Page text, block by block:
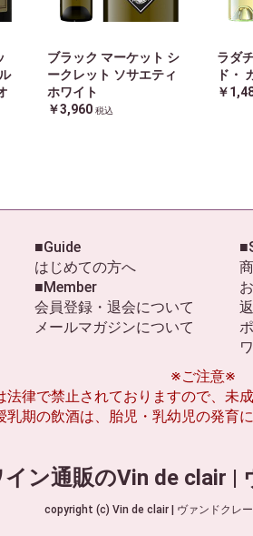
ブラック マーケット シ
ークレット ソサエティ
ホワイト
￥3,960 税込
ラダ
ド・
￥
■Guide
はじめての方へ
■Member
会員登録・退会について
メールマガジンについて
※ご注意※
法律で禁止されておりますので、未
乳期の飲酒は、胎児・乳幼児の発育
イン通販のVin de clair |
copyright (c) Vin de clair | ヴァンドクレ